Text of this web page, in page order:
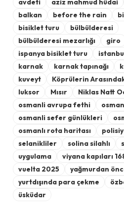
avdeti
aziz mahmud hüdai
balkan
before the rain
bisiklet turu
bülbülderesi
bülbülderesi mezarlığı
giro
ispanya bisiklet turu
karnak
karnak tapınağı
kuveyt
Köprülerin
luksor
Mısır
Niklas Natt
osmanli avrupa fethi
osmanli sefer günlükleri
osmanlı rota haritası
selanikliler
solina silahlı
uygulama
viyana kapıları
vuelta 2025
yağmurdan
yurtdışında para çekme
üsküdar